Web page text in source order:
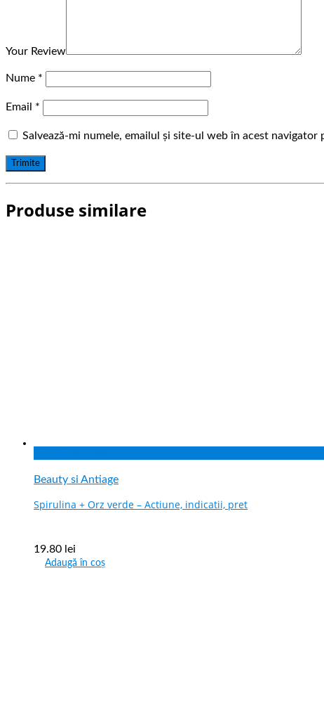
Your Review
Nume *
Email *
Salvează-mi numele, emailul și site-ul web în acest
Produse similare
Beauty si Antiage
Spirulina + Orz verde – Actiune, indicatii, pret
19.80 lei
Adaugă în coș